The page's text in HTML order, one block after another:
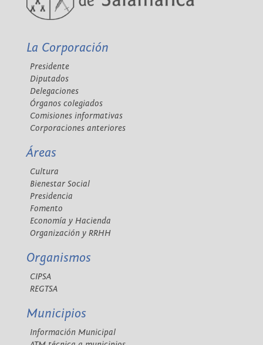
La Corporación
Presidente
Diputados
Delegaciones
Órganos colegiados
Comisiones informativas
Corporaciones anteriores
Áreas
Cultura
Bienestar Social
Presidencia
Fomento
Economía y Hacienda
Organización y RRHH
Organismos
CIPSA
REGTSA
Municipios
Información Municipal